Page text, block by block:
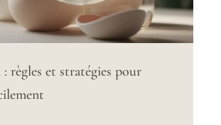
: règles et stratégies pour